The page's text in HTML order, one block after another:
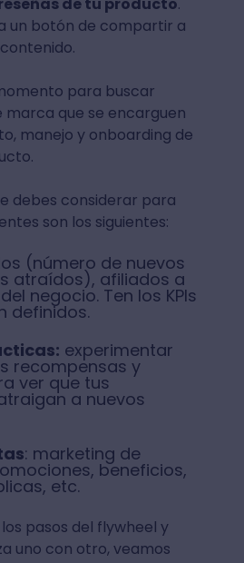
un botón de compartir a
para buscar
marca que se encarguen
manejo y onboarding de
debes considerar para
son los siguientes:
(número de nuevos
atraídos), afiliados a
negocio. Ten los KPIs
definidos.
experimentar
recompensas y
ver que tus
a nuevos
: marketing de
beneficios,
etc.
pasos del flywheel y
uno con otro, veamos